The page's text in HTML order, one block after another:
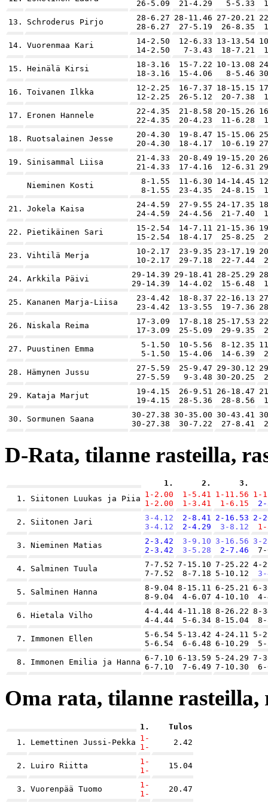
26-5.09 21-4.29 5-5.33
13. Schroderus Pirjo
28-6.27
28-6.27
28-11.46
27-5.19
27-20.21
26-8.35
14. Vuorenmaa Kari
14-2.50
14-2.50
12-6.33
7-3.43
13-13.54
18-7.21
15. Heinälä Kirsi
18-3.16
18-3.16
15-7.22
15-4.06
10-13.08
8-5.46
16. Toivanen Ilkka
12-2.25
12-2.25
16-7.37
26-5.12
18-15.15
20-7.38
17. Eronen Hannele
22-4.35
22-4.35
21-8.58
20-4.23
20-15.26
11-6.28
18. Ruotsalainen Jesse
20-4.30
20-4.30
19-8.47
18-4.17
15-15.06
10-6.19
19. Sinisammal Liisa
21-4.33
21-4.33
20-8.49
17-4.16
19-15.20
12-6.31
Nieminen Kosti
8-1.55
8-1.55
11-6.30
23-4.35
14-14.45
24-8.15
21. Jokela Kaisa
24-4.59
24-4.59
27-9.55
24-4.56
24-17.35
21-7.40
22. Pietikäinen Sari
15-2.54
15-2.54
14-7.11
18-4.17
21-15.36
25-8.25
23. Vihtilä Merja
10-2.17
10-2.17
23-9.35
29-7.18
23-17.19
22-7.44
24. Arkkila Päivi
29-14.39
29-14.39
29-18.41
14-4.02
28-25.29
15-6.48
25. Kananen Marja-Liisa
23-4.42
23-4.42
18-8.37
13-3.55
22-16.13
19-7.36
26. Niskala Reima
17-3.09
17-3.09
17-8.18
25-5.09
25-17.53
29-9.35
27. Puustinen Emma
5-1.50
5-1.50
10-5.56
15-4.06
8-12.35
14-6.39
28. Hämynen Jussu
27-5.59
27-5.59
25-9.47
9-3.48
29-30.12
30-20.25
29. Kataja Marjut
19-4.15
19-4.15
26-9.51
28-5.36
26-18.47
28-8.56
30. Sormunen Saana
30-27.38
30-27.38
30-35.00
30-7.22
30-43.41
27-8.41
D-Rata, tilanne rasteilla,
1. 2.
3.
1.
Siitonen Luukas ja Piia 1-2.00
1-2.00
1-5.41
1-3.41
1-11.56
1-6.15
1-
2. Siitonen Jari
3-4.12
3-4.12
2-8.41
2-4.29
2-16.53
3-8.12
2-
3. Nieminen Matias
2-3.42
2-3.42
3-9.10
3-5.28
3-16.56
2-7.46
3-
4. Salminen Tuula
7-7.52
7-7.52
7-15.10
8-7.18
7-25.22
5-10.12
4-
5. Salminen Hanna
8-9.04
8-9.04
8-15.11
4-6.07
6-25.21
4-10.10
6-
6. Hietala Vilho
4-4.44
4-4.44
4-11.18
5-6.34
8-26.22
8-15.04
8-
7. Immonen Ellen
5-6.54
5-6.54
5-13.42
6-6.48
4-24.11
6-10.29
5-
8. Immonen Emilia ja Hanna 6-7.10
6-7.10
6-13.59
7-6.49
5-24.29
7-10.30
7-
Oma rata, tilanne
1.
Tulos
1.
Lemettinen Jussi-Pekka 1-
1-
2.42
2. Luiro Riitta
1-
1-
15.04
3. Vuorenpää Tuomo
1-
1-
20.47